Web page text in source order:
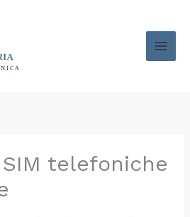
telefoniche